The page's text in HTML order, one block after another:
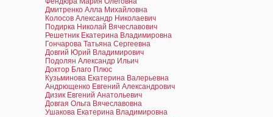
Дмитренко Алла Михайловна
Колосов Александр Николаевич
Подирка Николай Вячеславович
Решетник Екатерина Владимировна
Гончарова Татьяна Сергеевна
Довгий Юрий Владимирович
Подолян Александр Ильич
Доктор Благо Плюс
Кузьминова Екатерина Валерьевна
Андрющенко Евгений Александрович
Дизик Евгений Анатольевич
Довгая Ольга Вячеславовна
Ушакова Екатерина Владимировна